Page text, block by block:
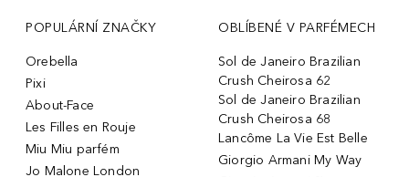
POPULÁRNÍ ZNAČKY
Orebella
Pixi
About-Face
Les Filles en Rouje
Miu Miu parfém
Jo Malone London
OBLÍBENÉ V PARFÉMECH
Sol de Janeiro Brazilian
Crush Cheirosa 62
Sol de Janeiro Brazilian
Crush Cheirosa 68
Lancôme La Vie Est Belle
Giorgio Armani My Way